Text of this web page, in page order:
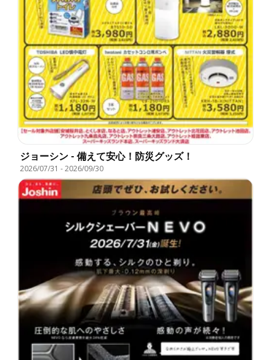
ジョーシン - 備えて安心！防災グッズ！
2026/07/31 -2026/09/30